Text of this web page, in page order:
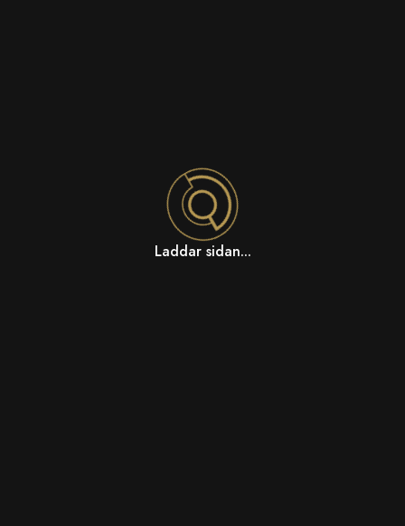
Laddar sidan...